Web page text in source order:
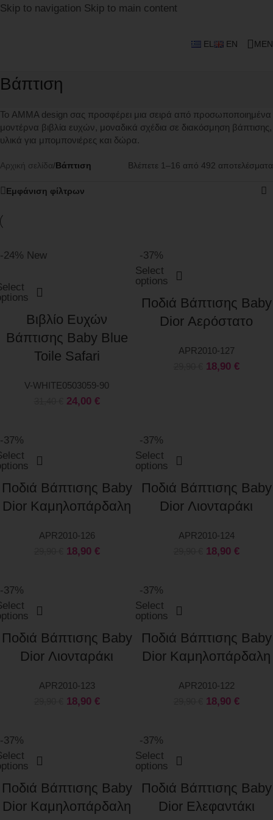
Skip to navigation Skip to main content
EL EN
Βάπτιση
Το AMMA design σας προσφέρει μια σειρά από προσωποποιημένα
μοντέρνα βιβλία ευχών, μοναδικά σχέδια σε διακόσμηση βάπτισης,
υλικά για μπομπονιέρες και δώρα.
Αρχική σελίδα/Βάπτιση Βλέπετε 1–16 από 492 αποτελέσματα
Εμφάνιση φίλτρων
-24% New
Βιβλίο Ευχών
Βάπτισης Baby Blue
Toile Safari
V-WHITE0503059-90
24,00 €
-37%
Select
options
Ποδιά Βάπτισης Baby
Dior Αερόστατο
APR2010-127
18,90 €
-37%
Ποδιά Βάπτισης Baby
Dior Καμηλοπάρδαλη
APR2010-126
18,90 €
-37%
Select
options
Ποδιά Βάπτισης Baby
Dior Λιονταράκι
APR2010-124
18,90 €
-37%
Ποδιά Βάπτισης Baby
Dior Λιονταράκι
APR2010-123
18,90 €
-37%
Select
options
Ποδιά Βάπτισης Baby
Dior Καμηλοπάρδαλη
APR2010-122
18,90 €
-37%
Ποδιά Βάπτισης Baby
Dior Καμηλοπάρδαλη
-37%
Select
options
Ποδιά Βάπτισης Baby
Dior Ελεφαντάκι